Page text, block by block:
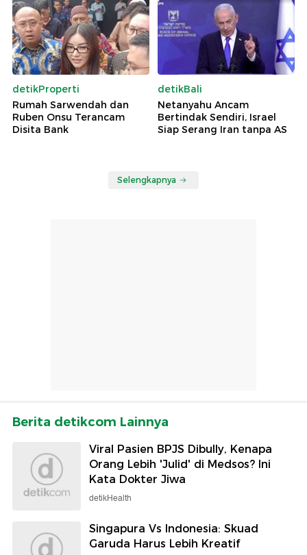
detikProperti
Rumah Sarwendah dan
Ruben Onsu Terancam
Disita Bank
detikBali
Netanyahu Ancam
Bertindak Sendiri, Israel
Siap Serang Iran tanpa AS
Selengkapnya
Berita detikcom Lainnya
Viral Pasien BPJS Dibully, Kenapa
Orang Lebih 'Julid' di Medsos? Ini
Kata Dokter Jiwa
detikHealth
Singapura Vs Indonesia: Skuad
Garuda Harus Lebih Kreatif